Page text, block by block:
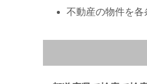
不動産の物件を各